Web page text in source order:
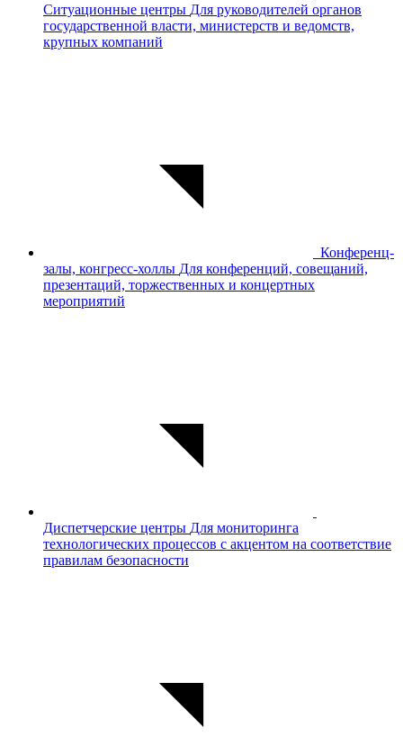
Ситуационные центры Для руководителей органов
государственной власти, министерств и ведомств,
крупных компаний
Конференц-
залы, конгресс-холлы Для конференций, совещаний,
презентаций, торжественных и концертных
мероприятий
Диспетчерские центры Для мониторинга
технологических процессов с акцентом на соответствие
правилам безопасности